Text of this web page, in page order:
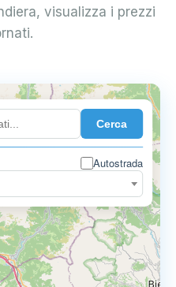
visualizza i prezzi
Cerca
Autostrada
0.899 €